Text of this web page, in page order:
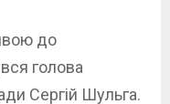
до
голова
Сергій Шульга.